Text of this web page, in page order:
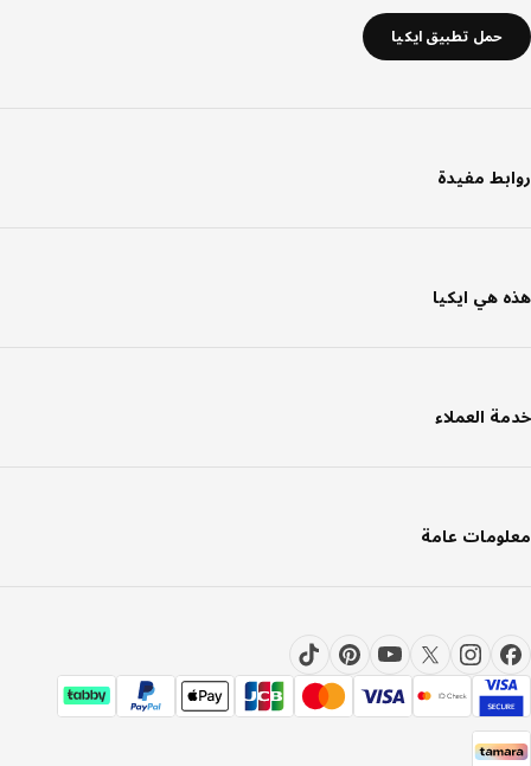
حمل تطبيق ايكيا
مفيدة
هي ايكيا
العملاء
عامة